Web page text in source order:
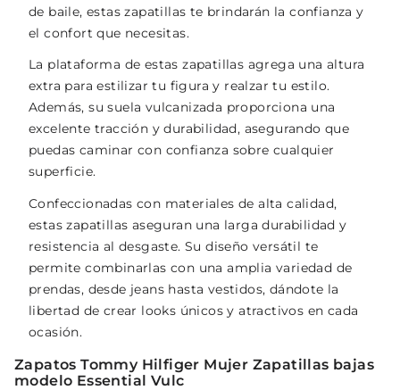
de baile, estas zapatillas te brindarán la confianza y
el confort que necesitas.
La plataforma de estas zapatillas agrega una altura
extra para estilizar tu figura y realzar tu estilo.
Además, su suela vulcanizada proporciona una
excelente tracción y durabilidad, asegurando que
puedas caminar con confianza sobre cualquier
superficie.
Confeccionadas con materiales de alta calidad,
estas zapatillas aseguran una larga durabilidad y
resistencia al desgaste. Su diseño versátil te
permite combinarlas con una amplia variedad de
prendas, desde jeans hasta vestidos, dándote la
libertad de crear looks únicos y atractivos en cada
ocasión.
Zapatos Tommy Hilfiger Mujer Zapatillas bajas
modelo Essential Vulc